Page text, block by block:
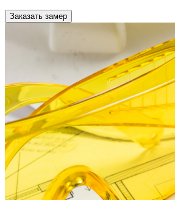
Заказать замер